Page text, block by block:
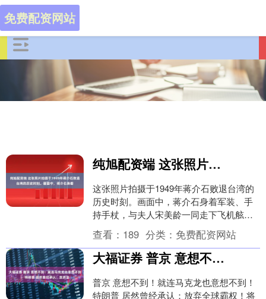
免费配资网站
纯旭配资端 这张照片拍摄于1949年蒋介石败退台湾的历史时刻。画面中，蒋介石身着
这张照片拍摄于1949年蒋介石败退台湾的
历史时刻。画面中，蒋介石身着军装、手
持手杖，与夫人宋美龄一同走下飞机舷
梯，神情凝重。这一场景标志着国民党政
权在大陆的终结....
查看： 189 分类： 免费配资网站
大福证券 普京 意想不到！就连马克龙也意想不到！ 特朗普 居然曾经承认：放弃全
普京 意想不到！就连马克龙也意想不到！
特朗普 居然曾经承认：放弃全球霸权！将